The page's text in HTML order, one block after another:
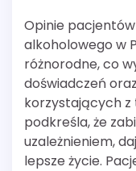
Opinie
alkoholowego w
różnorodne, co
doświadczeń
korzystających z
podkreśla, że
uzależnieniem,
lepsze życie.